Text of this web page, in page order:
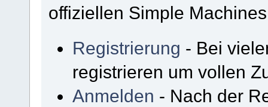
offiziellen Simple
Registrierung - Bei
registrieren um vollen
Anmelden - Nach der